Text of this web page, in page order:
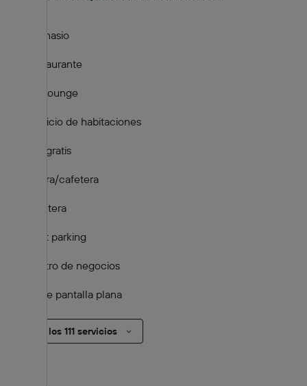
Gimnasio
Restaurante
Bar/lounge
Servicio de habitaciones
Wifi gratis
Tetera/cafetera
Cafetera
Valet parking
Centro de negocios
TV de pantalla plana
Mostrar los 111 servicios